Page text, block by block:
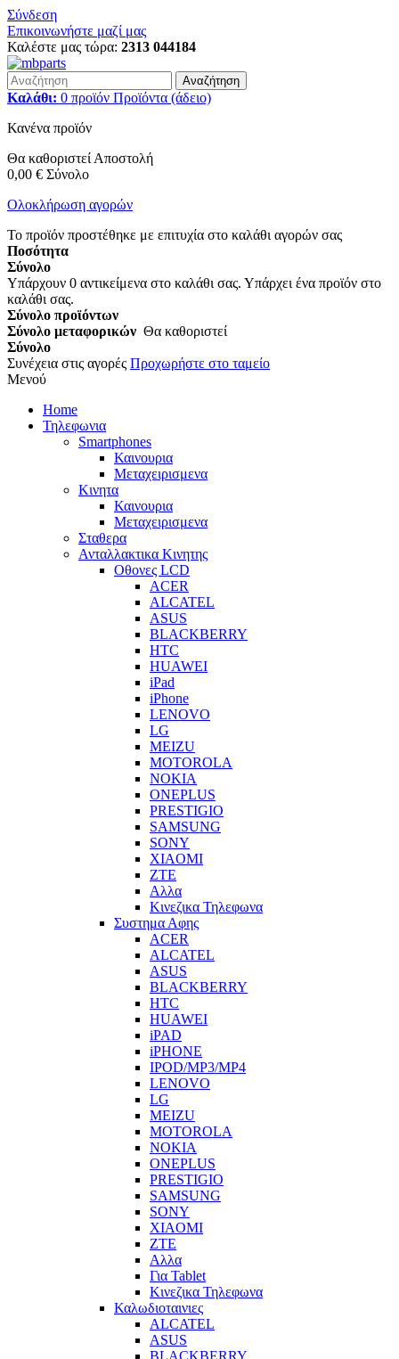
Σύνδεση
Επικοινωνήστε μαζί μας
Καλέστε μας τώρα: 2313 044184
Αναζήτηση
Καλάθι: 0 προϊόν Προϊόντα (άδειο)
Κανένα προϊόν
Θα καθοριστεί Αποστολή
0,00 € Σύνολο
Ολοκλήρωση αγορών
Το προϊόν προστέθηκε με επιτυχία στο καλάθι αγορών σας
Ποσότητα
Σύνολο
Υπάρχουν 0 αντικείμενα στο καλάθι σας. Υπάρχει ένα προϊόν στο
καλάθι σας.
Σύνολο προϊόντων
Σύνολο μεταφορικών Θα καθοριστεί
Σύνολο
Συνέχεια στις αγορές Προχωρήστε στο ταμείο
Μενού
Home
Τηλεφωνια
Smartphones
Καινουρια
Μεταχειρισμενα
Κινητα
Καινουρια
Μεταχειρισμενα
Σταθερα
Ανταλλακτικα Κινητης
Οθονες LCD
ACER
ALCATEL
ASUS
BLACKBERRY
HTC
HUAWEI
iPad
iPhone
LENOVO
LG
MEIZU
MOTOROLA
NOKIA
ONEPLUS
PRESTIGIO
SAMSUNG
SONY
XIAOMI
ZTE
Αλλα
Κινεζικα Τηλεφωνα
Συστημα Αφης
ACER
ALCATEL
ASUS
BLACKBERRY
HTC
HUAWEI
iPAD
iPHONE
IPOD/MP3/MP4
LENOVO
LG
MEIZU
MOTOROLA
NOKIA
ONEPLUS
PRESTIGIO
SAMSUNG
SONY
XIAOMI
ZTE
Αλλα
Για Tablet
Κινεζικα Τηλεφωνα
Καλωδιοταινιες
ALCATEL
ASUS
BLACKBERRY